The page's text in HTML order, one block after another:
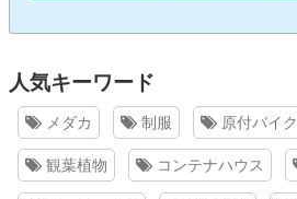
人気キーワード
メダカ 制服 原付バイク
観葉植物 コンテナハウス